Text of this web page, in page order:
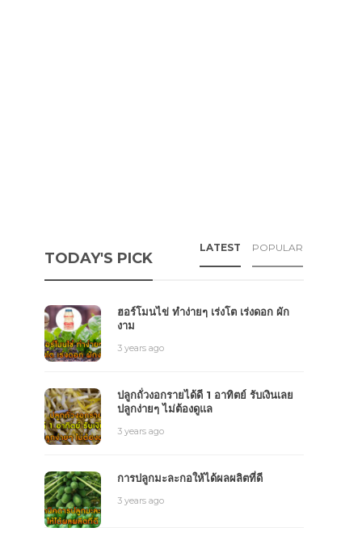
TODAY'S PICK
LATEST POPULAR
ฮอร์โมนไข่ ทำง่ายๆ เร่งโต เร่งดอก ผัก
งาม
3 years ago
ปลูกถั่วงอกรายได้ดี 1 อาทิตย์ รับเงินเลย
ปลูกง่ายๆ ไม่ต้องดูแล
3 years ago
การปลูกมะละกอให้ได้ผลผลิตที่ดี
3 years ago